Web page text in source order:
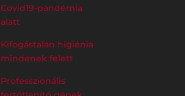
Covid19-pandémia
alatt
Kifogástalan higiénia
mindenek felett
Professzionális